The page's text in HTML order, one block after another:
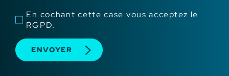
En cochant cette case vous acceptez le
RGPD.
ENVOYER